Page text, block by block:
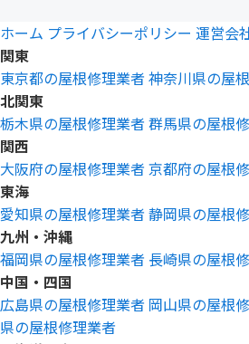
ホーム プライバシーポリシー 運営会
関東
東京都の屋根修理業者神奈川県の屋
北関東
栃木県の屋根修理業者群馬県の屋根
関西
大阪府の屋根修理業者京都府の屋根
東海
愛知県の屋根修理業者静岡県の屋根
九州・沖縄
福岡県の屋根修理業者 長崎県の屋根
中国・四国
広島県の屋根修理業者 岡山県の屋根
県の屋根修理業者